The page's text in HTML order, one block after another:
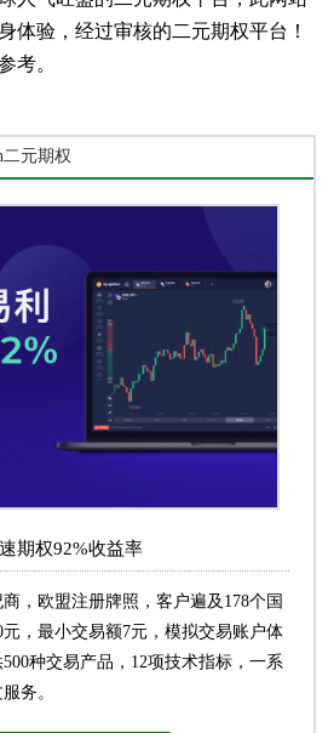
体验，经过审核的二元期权平台！
考。
二元期权
期权92%收益率
，欧盟注册牌照，客户遍及178个国
，最小交易额7元，模拟交易账户体
种交易产品，12项技术指标，一系
务。